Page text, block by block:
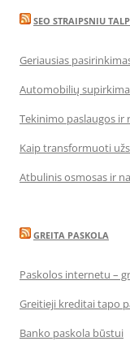
SEO STRAIPSNIU
Geriausias
Automobilių
Tekinimo paslaugos ir
Kaip transformuoti
Atbulinis osmosas ir
GREITA PASKOLA
Paskolos internetu –
Greitieji kreditai tapo
Banko paskola būstui